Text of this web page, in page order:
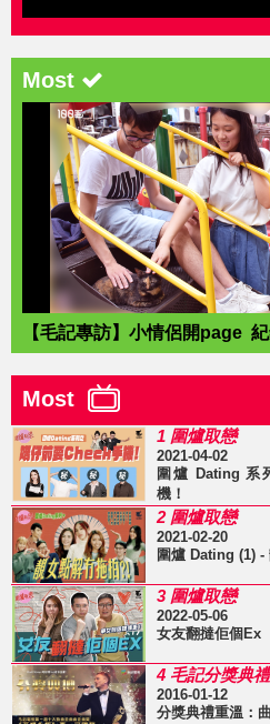
Most
【毛記專訪】小情侶開page
Most
1 圍爐取戀
2021-04-02
圍爐 Dating 系
機！
2 圍爐取戀
2021-02-20
圍爐 Dating (1) -
3 圍爐取戀
2022-05-06
女友翻撻佢個Ex
4 毛記分獎典
2016-01-12
分獎典禮重溫：